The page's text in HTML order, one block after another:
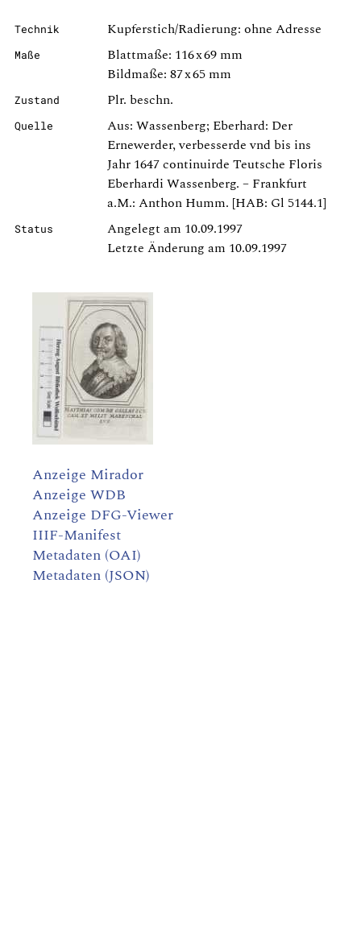
Technik Kupferstich/Radierung: ohne Adresse
Maße
Blattmaße: 116 x 69 mm
Bildmaße: 87 x 65 mm
Zustand Plr. beschn.
Quelle
Aus: Wassenberg; Eberhard: Der
Ernewerder, verbesserde vnd bis ins
Jahr 1647 continuirde Teutsche Floris
Eberhardi Wassenberg. – Frankfurt
a.M.: Anthon Humm. [HAB: Gl 5144.1]
Status
Angelegt am 10.09.1997
Letzte Änderung am 10.09.1997
Anzeige Mirador
Anzeige WDB
Anzeige DFG-Viewer
IIIF-Manifest
Metadaten (OAI)
Metadaten (JSON)